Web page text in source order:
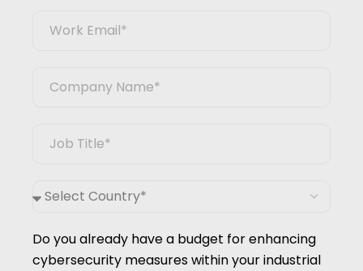
Do you already have a budget for enhancing
cybersecurity measures within your industrial